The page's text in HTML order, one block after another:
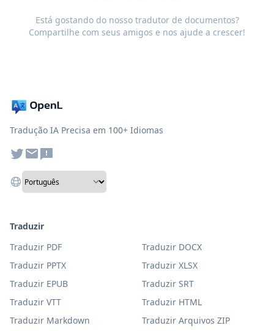
Está gostando do nosso tradutor de documentos?
Compartilhe com seus amigos e nos ajude a crescer!
Tradução IA Precisa em 100+ Idiomas
Traduzir
Traduzir PDF
Traduzir DOCX
Traduzir PPTX
Traduzir XLSX
Traduzir EPUB
Traduzir SRT
Traduzir VTT
Traduzir HTML
Traduzir Markdown
Traduzir Arquivos ZIP